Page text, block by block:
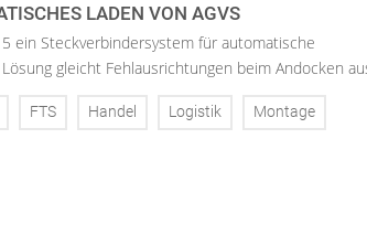
LADEN VON AGVS
ein Steckverbindersystem für automatische
gleicht Fehlausrichtungen beim Andocken
FTS Handel Logistik Montage